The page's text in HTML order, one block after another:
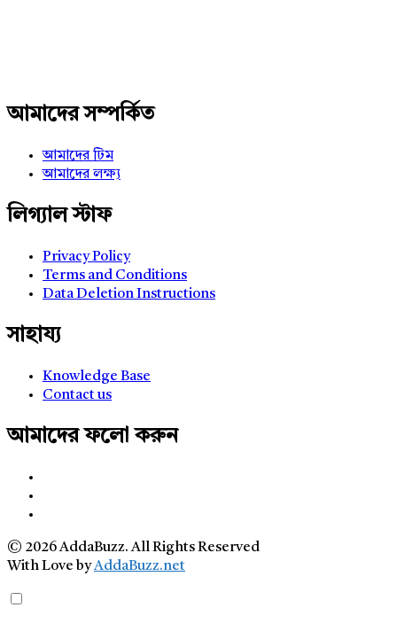
আমাদের সম্পর্কিত
আমাদের টিম
আমাদের লক্ষ্য
লিগ্যাল স্টাফ
Privacy Policy
Terms and Conditions
Data Deletion Instructions
সাহায্য
Knowledge Base
Contact us
আমাদের ফলো করুন
© 2026 AddaBuzz. All Rights Reserved
With Love byAddaBuzz.net